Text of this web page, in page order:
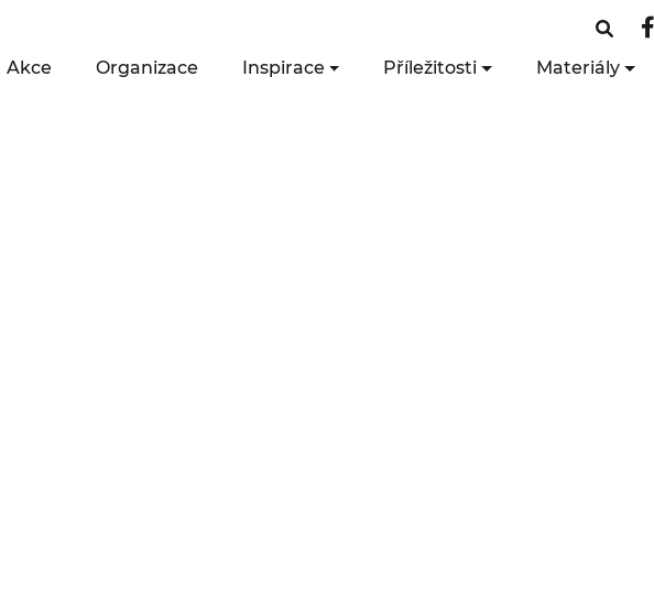
Akce Organizace Inspirace Příležitosti Materiály